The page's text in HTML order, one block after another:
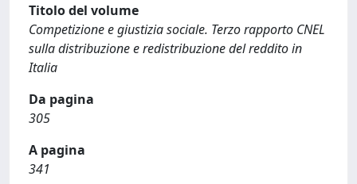
Titolo del volume
Competizione e giustizia sociale. Terzo rapporto CNEL
sulla distribuzione e redistribuzione del reddito in
Italia
Da pagina
305
A pagina
341